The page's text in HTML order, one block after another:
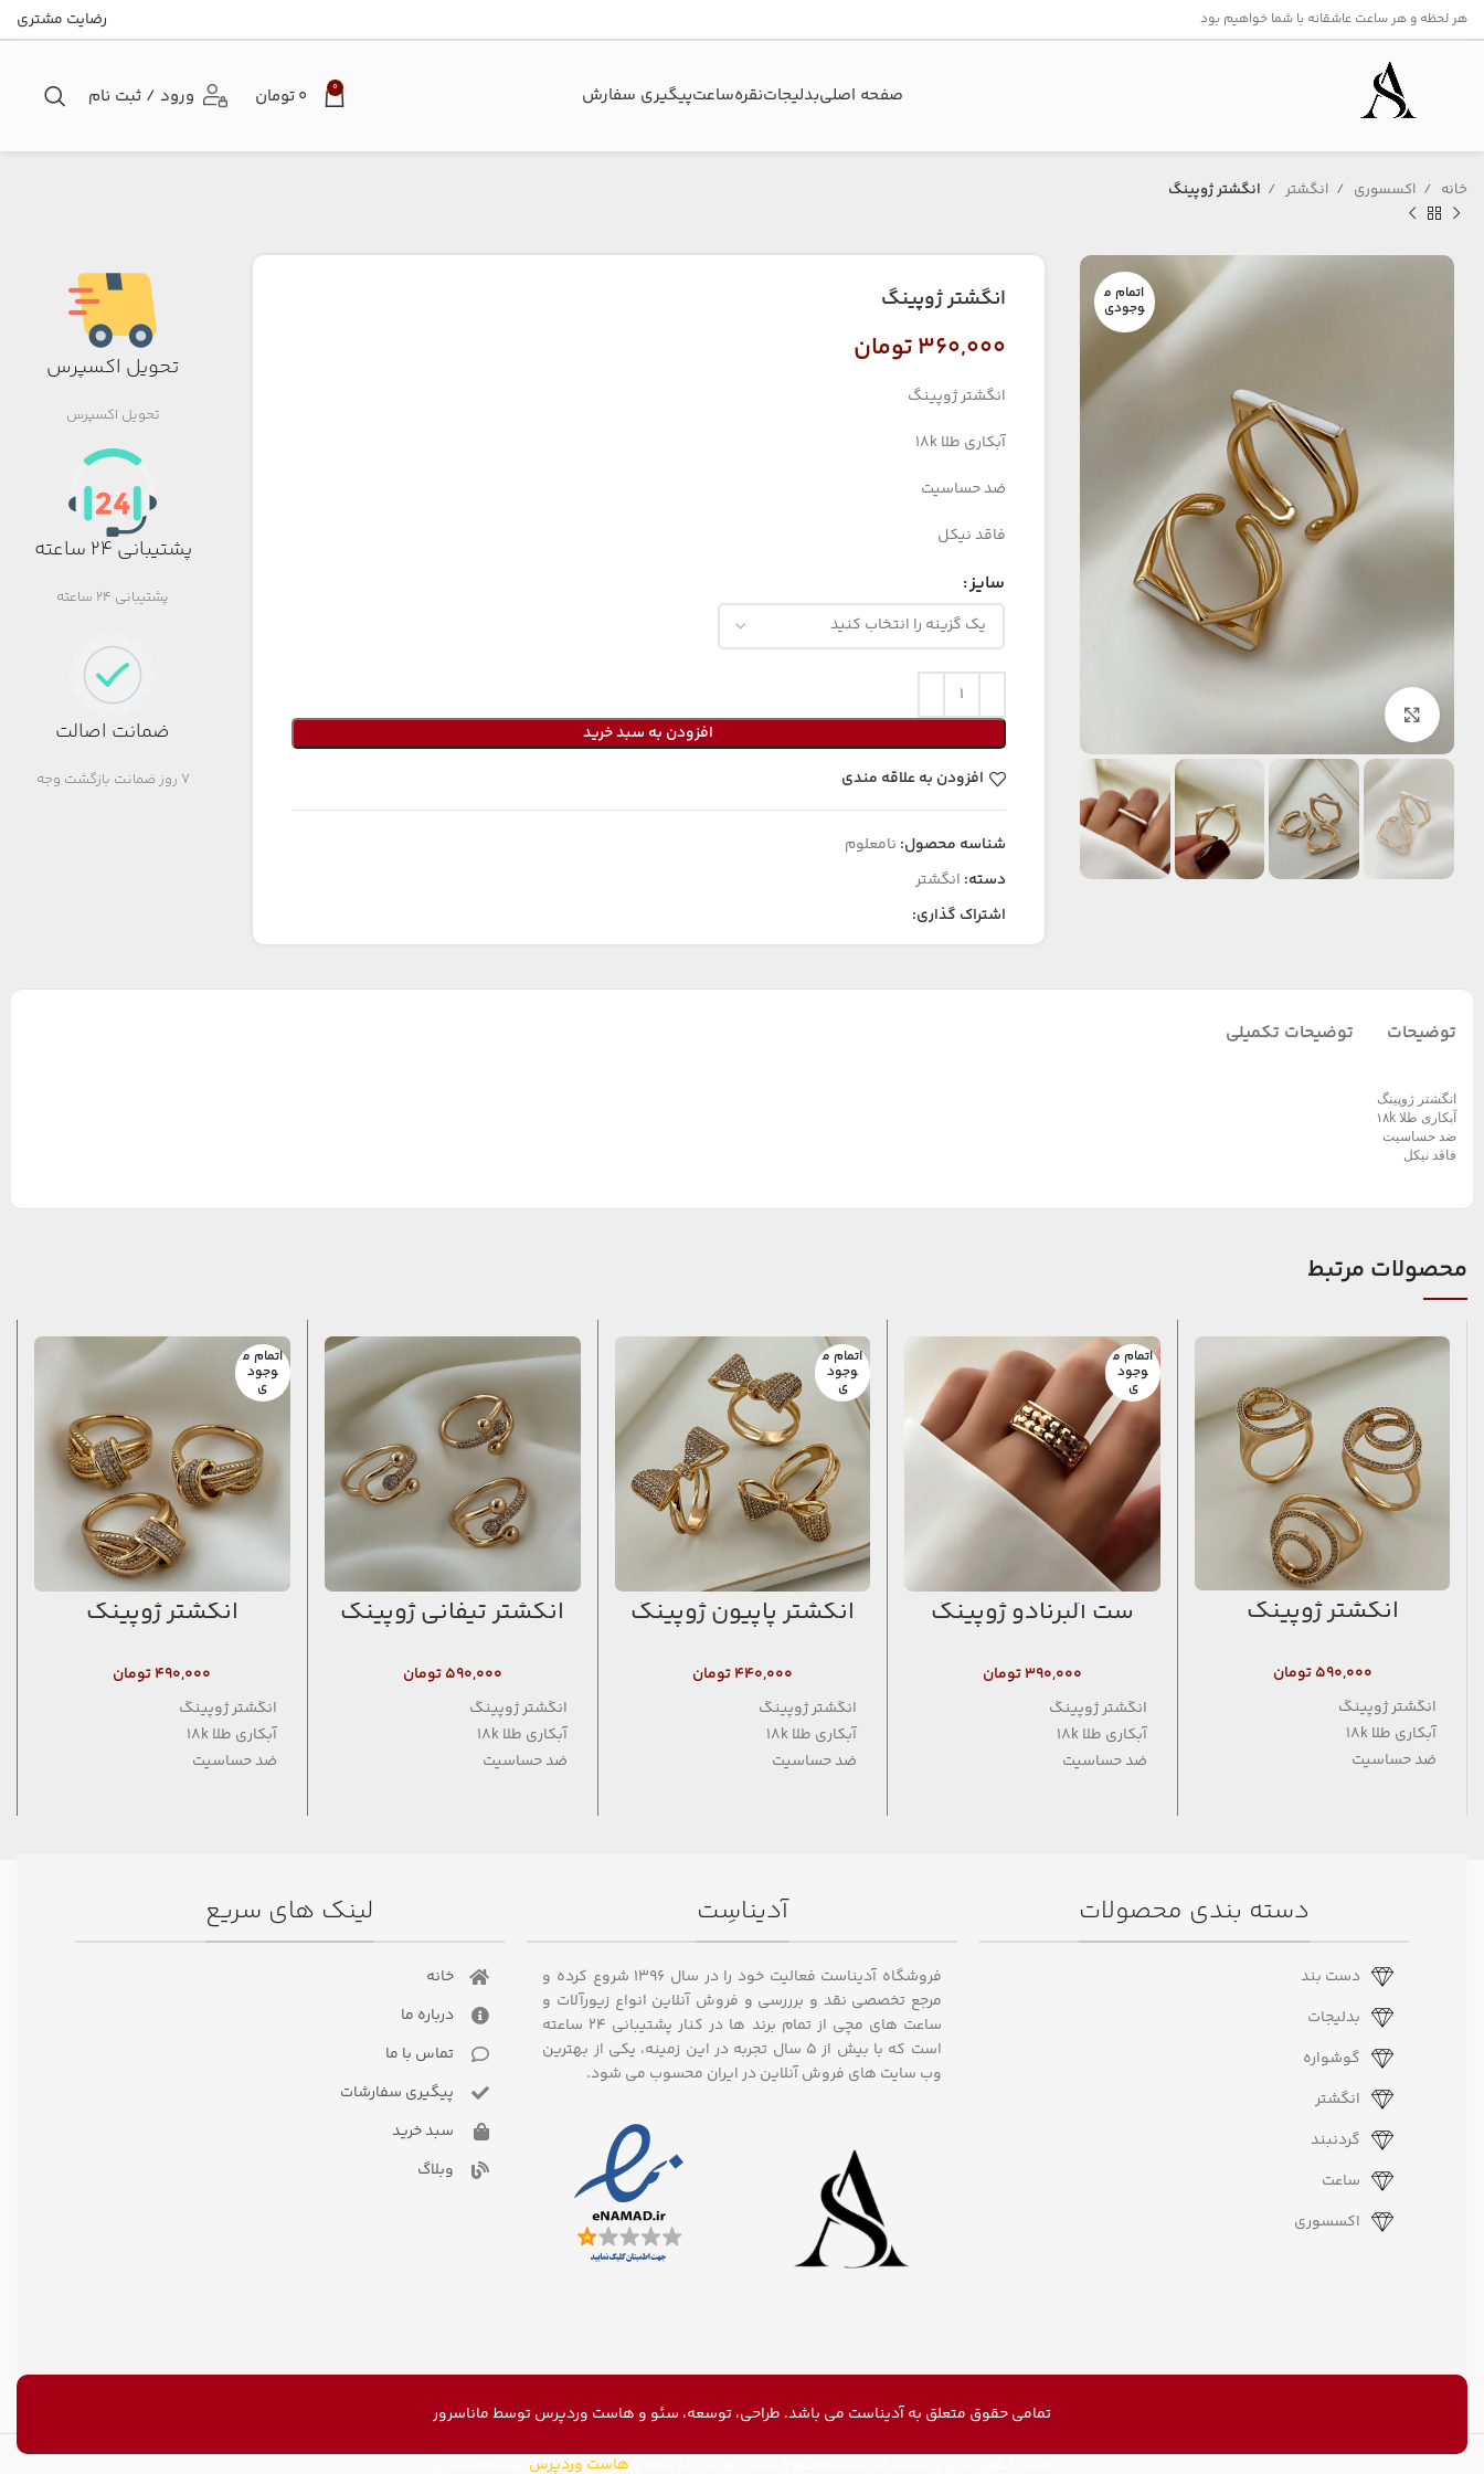
هر لحظه و هر ساعت عاشقانه با شما خواهیم بود رضایت مشتری
صفحه اصلیبدلیجاتنقرهساعتپیگیری سفارش‌ 0 ۰تومان ورود / ثبت نام
خانه اکسسوری انگشتر انگشتر ژوپینگ
اتمام م
وجودی انگشتر ژوپینگ
۳۶۰,۰۰۰تومان
انگشتر ژوپینگ
آبکاری طلا 18k
ضد حساسیت
فاقد نیکل
سایز
افزودن به سبد خرید
افزودن به علاقه مندی
شناسه محصول: نامعلوم
دسته: انگشتر
اشتراک گذاری:
تحویل اکسپرس
تحویل اکسپرس
پشتیبانی 24 ساعته
پشتیبانی 24 ساعته
ضمانت اصالت
7 روز ضمانت بازگشت وجه
توضیحات توضیحات تکمیلی
انگشتر ژوپینگ
آبکاری طلا ۱۸k
ضد حساسیت
فاقد نیکل
محصولات مرتبط
انگشتر ژوپینگ
۵۹۰,۰۰۰تومان
انگشتر ژوپینگ
آبکاری طلا 18k
ضد حساسیت
اتمام م
وجود
ی
ست آلبرنادو ژوپینگ
۳۹۰,۰۰۰تومان
انگشتر ژوپینگ
آبکاری طلا 18k
ضد حساسیت
اتمام م
وجود
ی
انگشتر پاپیون ژوپینگ
۴۴۰,۰۰۰تومان
انگشتر ژوپینگ
آبکاری طلا 18k
ضد حساسیت
انگشتر تیفانی ژوپینگ
۵۹۰,۰۰۰تومان
انگشتر ژوپینگ
آبکاری طلا 18k
ضد حساسیت
اتمام م
وجود
ی
انگشتر ژوپینگ
۴۹۰,۰۰۰تومان
انگشتر ژوپینگ
آبکاری طلا 18k
ضد حساسیت
دسته بندی محصولات
دست بند
بدلیجات
گوشواره
انگشتر
گردنبند
ساعت
اکسسوری
آدیناسِت
فروشگاه آدیناست فعالیت خود را در سال ۱۳۹۶ شروع کرده و
مرجع تخصصی نقد و برررسی و فروش آنلاین انواع زیورآلات و
ساعت های مچی از تمام برند ها در کنار پشتیبانی ۲۴ ساعته
است که با بیش از 5 سال تجربه در این زمینه، یکی از بهترین
وب سایت های فروش آنلاین در ایران محسوب می شود.
لینک های سریع
خانه
درباره ما
تماس با ما
پیگیری سفارشات
سبد خرید
وبلاگ
تمامی حقوق متعلق به آدیناست می باشد. طراحی، توسعه، سئو و هاست وردپرستوسط ماناسرور
هاست وردپرس